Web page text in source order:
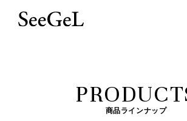
商品ラインナップ